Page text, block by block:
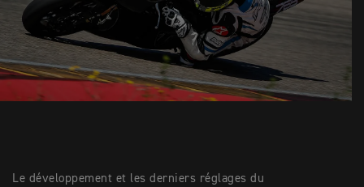
Le développement et les derniers réglages du